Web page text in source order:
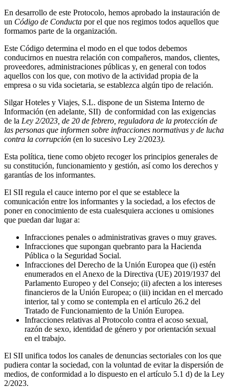
En desarrollo de este Protocolo, hemos aprobado la instauración de
un Código de Conducta por el que nos regimos todos aquellos que
formamos parte de la organización.
Este Código determina el modo en el que todos debemos
conducirnos en nuestra relación con compañeros, mandos, clientes,
proveedores, administraciones públicas y, en general con todos
aquellos con los que, con motivo de la actividad propia de la
empresa o su vida societaria, se establezca algún tipo de relación.
Silgar Hoteles y Viajes, S.L. dispone de un Sistema Interno de
Información (en adelante, SII) de conformidad con las exigencias
de la Ley 2/2023, de 20 de febrero, reguladora de la protección de
las personas que informen sobre infracciones normativas y de lucha
contra la corrupción (en lo sucesivo Ley 2/2023).
Esta política, tiene como objeto recoger los principios generales de
su constitución, funcionamiento y gestión, así como los derechos y
garantías de los informantes.
El SII regula el cauce interno por el que se establece la
comunicación entre los informantes y la sociedad, a los efectos de
poner en conocimiento de esta cualesquiera acciones u omisiones
que puedan dar lugar a:
Infracciones penales o administrativas graves o muy graves.
Infracciones que supongan quebranto para la Hacienda
Pública o la Seguridad Social.
Infracciones del Derecho de la Unión Europea que (i) estén
enumerados en el Anexo de la Directiva (UE) 2019/1937 del
Parlamento Europeo y del Consejo; (ii) afecten a los intereses
financieros de la Unión Europea; o (iii) incidan en el mercado
interior, tal y como se contempla en el artículo 26.2 del
Tratado de Funcionamiento de la Unión Europea.
Infracciones relativas al Protocolo contra el acoso sexual,
razón de sexo, identidad de género y por orientación sexual
en el trabajo.
El SII unifica todos los canales de denuncias sectoriales con los que
pudiera contar la sociedad, con la voluntad de evitar la dispersión de
medios, de conformidad a lo dispuesto en el artículo 5.1 d) de la Ley
2/2023.